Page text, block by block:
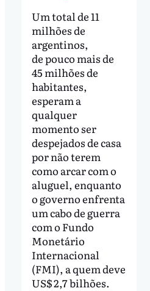
Um total de 11
milhões de
argentinos,
de pouco mais de
45 milhões de
habitantes,
esperam a
qualquer
momento ser
despejados de casa
por não terem
como arcar com o
aluguel, enquanto
o governo enfrenta
um cabo de guerra
com o Fundo
Monetário
Internacional
(FMI), a quem deve
US$ 2,7 bilhões.